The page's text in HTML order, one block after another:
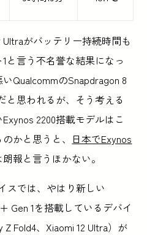
がバッテリー持続時間も
と言う不名誉な結果になっ
QualcommのSnapdragon 8
と思われるが、そう考える
2200搭載モデルはこ
かと思うと、
日本でExynos
朗報と言うほかない。
スでは、やはり新しい
Gen 1を搭載しているデバイ
Z Fold4、Xiaomi 12 Ultra）が